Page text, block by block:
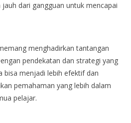
dari gangguan untuk mencapai
menghadirkan tantangan
pendekatan dan strategi yang
bisa menjadi lebih efektif dan
pemahaman yang lebih dalam
pelajar.